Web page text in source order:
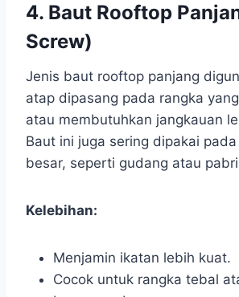
4. Baut Rooftop
Screw)
Jenis baut rooftop panjang
atap dipasang pada rangka
atau membutuhkan jangkauan
Baut ini juga sering dipakai
besar, seperti gudang atau
Kelebihan:
Menjamin ikatan lebih kuat.
Cocok untuk rangka tebal